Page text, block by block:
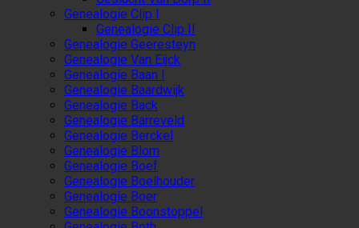
Genealogie Clip I
Genealogie Clip II
Genealogie Geeresteyn
Genealogie Van Eijck
Genealogie Baan I
Genealogie Baardwijk
Genealogie Back
Genealogie Barreveld
Genealogie Berckel
Genealogie Blom
Genealogie Boef
Genealogie Boelhouder
Genealogie Boer
Genealogie Boonstoppel